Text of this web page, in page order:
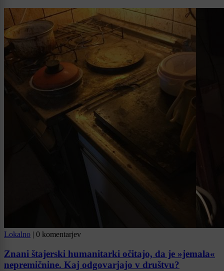
Lokalno | 0 komentarjev
Znani štajerski humanitarki očitajo, da je »jemala«
nepremičnine. Kaj odgovarjajo v društvu?